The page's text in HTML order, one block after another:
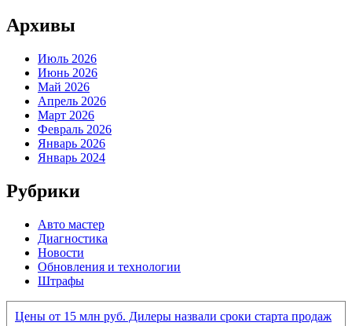
Архивы
Июль 2026
Июнь 2026
Май 2026
Апрель 2026
Март 2026
Февраль 2026
Январь 2026
Январь 2024
Рубрики
Авто мастер
Диагностика
Новости
Обновления и технологии
Штрафы
Цены от 15 млн руб. Дилеры назвали сроки старта продаж